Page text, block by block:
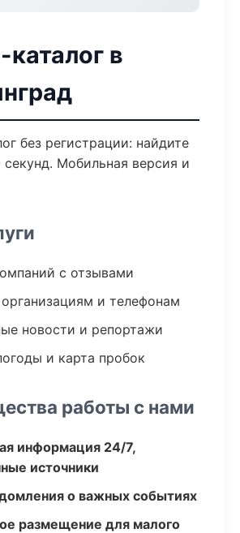
каталог в
без регистрации: найдите
секунд. Мобильная версия и
с отзывами
и телефонам
новости и репортажи
и карта пробок
работы с нами
информация 24/7,
источники
о важных событиях
размещение для малого